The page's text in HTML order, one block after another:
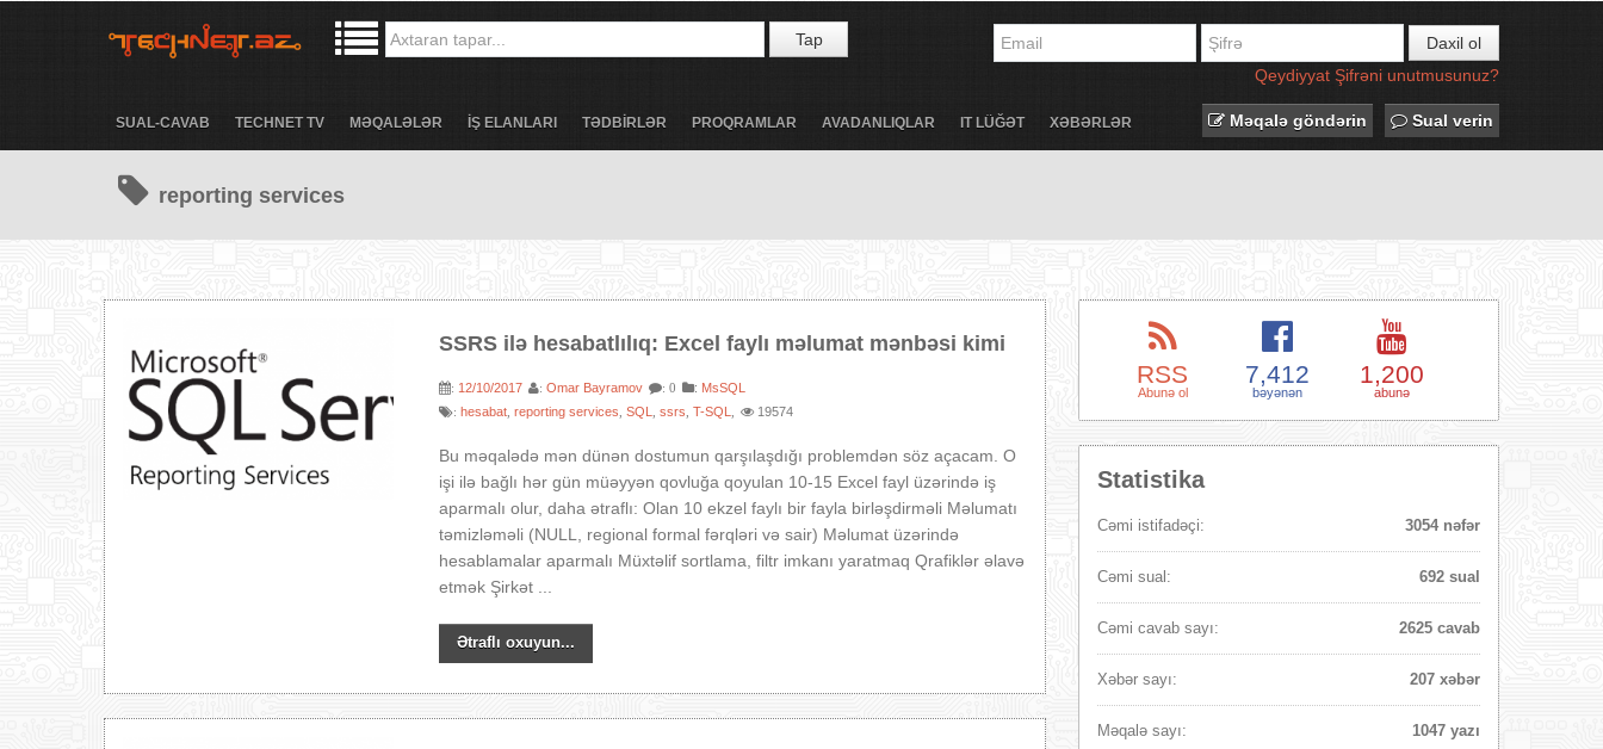
Tap
Daxil ol
Qeydiyyat Şifrəni unutmusunuz?
SUAL-CAVAB TECHNET TV MƏQALƏLƏR İŞ ELANLARI TƏDBİRLƏR PROQRAMLAR AVADANLIQLAR IT LÜĞƏT XƏBƏRLƏR Məqalə göndərin Sual verin
reporting services
SSRS ilə hesabatlılıq: Excel faylı məlumat mənbəsi kimi
: 12/10/2017 :Omar Bayramov : 0 : MsSQL
: hesabat ,reporting services ,SQL ,ssrs ,T-SQL 19574
Bu məqalədə mən dünən dostumun qarşılaşdığı problemdən söz açacam. O
işi ilə bağlı hər gün müəyyən qovluğa qoyulan 10-15 Excel fayl üzərində iş
aparmalı olur, daha ətraflı: Olan 10 ekzel faylı bir fayla birləşdirməli Məlumatı
təmizləməli (NULL, regional formal fərqləri və sair) Məlumat üzərində
hesablamalar aparmalı Müxtəlif sortlama, filtr imkanı yaratmaq Qrafiklər əlavə
etmək Şirkət ...
Ətraflı oxuyun...
RSS
Abunə ol
7,412
bəyənən
1,200
abunə
Statistika
Cəmi istifadəçi: 3054 nəfər
Cəmi sual: 692 sual
Cəmi cavab sayı: 2625 cavab
Xəbər sayı: 207 xəbər
Məqalə sayı: 1047 yazı